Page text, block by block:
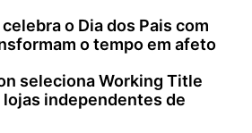
o Dia dos Pais com
o tempo em afeto
seleciona Working Title
independentes de